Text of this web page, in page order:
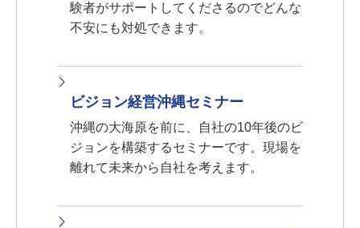
験者がサポートしてくださるのでどんな
不安にも対処できます。
ビジョン経営沖縄セミナー
沖縄の大海原を前に、自社の10年後のビ
ジョンを構築するセミナーです。現場を
離れて未来から自社を考えます。